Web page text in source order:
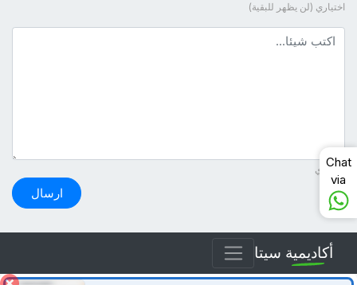
اختياري (لن يظهر للبقية)
نص التعليق
ضروري
ارسال
أكاديمية سيتا
Chat
via